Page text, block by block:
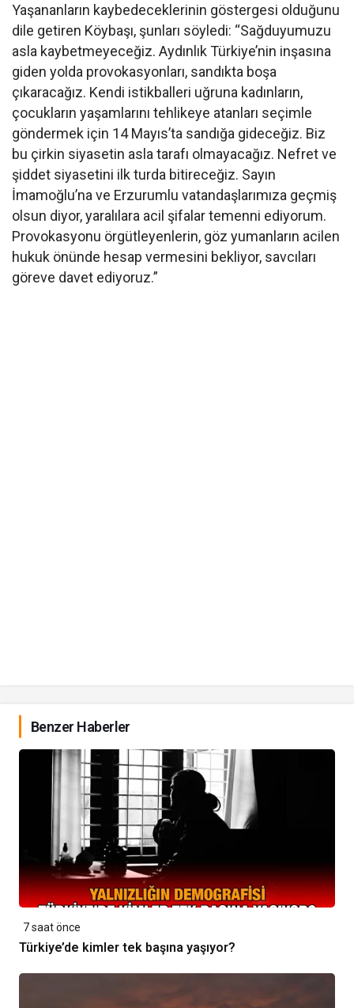
Yaşananların kaybedeceklerinin göstergesi olduğunu
dile getiren Köybaşı, şunları söyledi: “Sağduyumuzu
asla kaybetmeyeceğiz. Aydınlık Türkiye’nin inşasına
giden yolda provokasyonları, sandıkta boşa
çıkaracağız. Kendi istikballeri uğruna kadınların,
çocukların yaşamlarını tehlikeye atanları seçimle
göndermek için 14 Mayıs’ta sandığa gideceğiz. Biz
bu çirkin siyasetin asla tarafı olmayacağız. Nefret ve
şiddet siyasetini ilk turda bitireceğiz. Sayın
İmamoğlu’na ve Erzurumlu vatandaşlarımıza geçmiş
olsun diyor, yaralılara acil şifalar temenni ediyorum.
Provokasyonu örgütleyenlerin, göz yumanların acilen
hukuk önünde hesap vermesini bekliyor, savcıları
göreve davet ediyoruz.”
Benzer Haberler
7 saat önce
Türkiye’de kimler tek başına yaşıyor?